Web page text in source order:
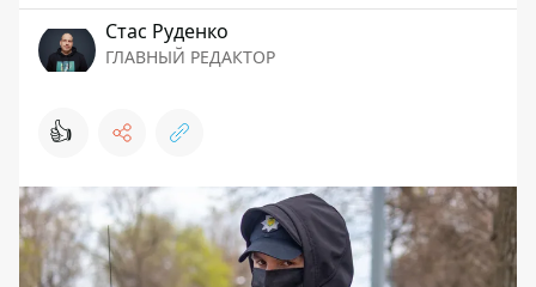
Стаc Руденко
ГЛАВНЫЙ РЕДАКТОР
👍